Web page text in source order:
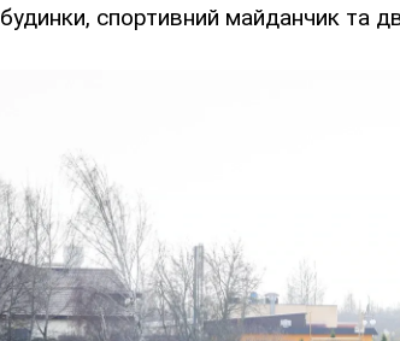
будинки, спортивний майданчик та